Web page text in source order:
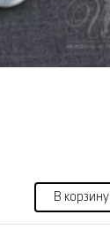
В корзину